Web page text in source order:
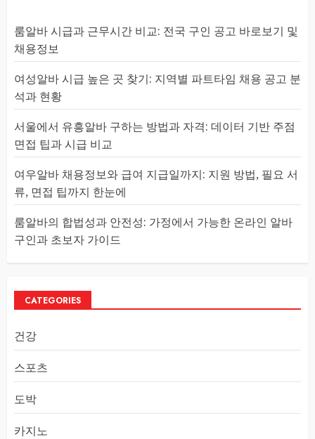
룸알바 시급과 근무시간 비교: 전국 구인 공고 바로보기 및
채용정보
여성알바 시급 높은 곳 찾기: 지역별 파트타임 채용 공고 분
석과 현황
서울에서 유흥알바 구하는 방법과 자격: 데이터 기반 주점
면접 팁과 시급 비교
여우알바 채용정보와 급여 지급일까지: 지원 방법, 필요 서
류, 면접 팁까지 한눈에
룸알바의 합법성과 안전성: 가정에서 가능한 온라인 알바
구인과 초보자 가이드
CATEGORIES
건강
스포츠
도박
카지노